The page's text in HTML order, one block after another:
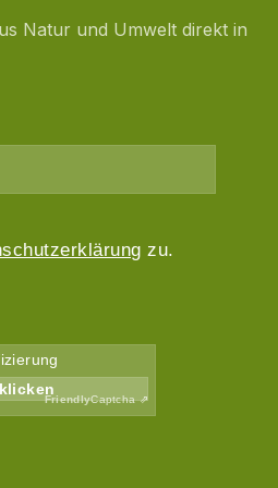
Natur und Umwelt direkt in